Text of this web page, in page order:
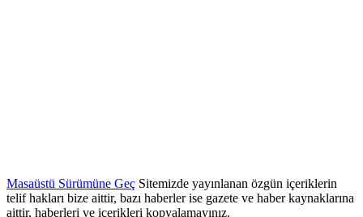
Masaüstü Sürümüne Geç Sitemizde yayınlanan özgün içeriklerin
telif hakları bize aittir, bazı haberler ise gazete ve haber kaynaklarına
aittir, haberleri ve içerikleri kopyalamayınız.